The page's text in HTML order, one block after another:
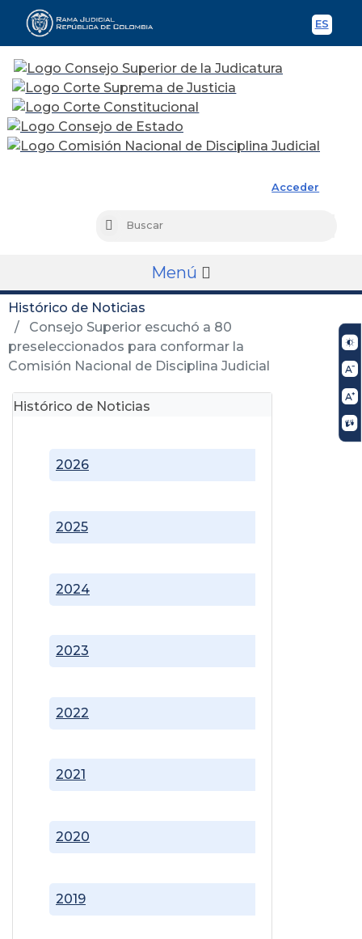
ES
Acceder
Buscar
Menú
Histórico de Noticias
Consejo Superior escuchó a 80
preseleccionados para conformar la
Comisión Nacional de Disciplina Judicial
Histórico de Noticias
2019
2020
2021
2022
2023
2024
2025
2026